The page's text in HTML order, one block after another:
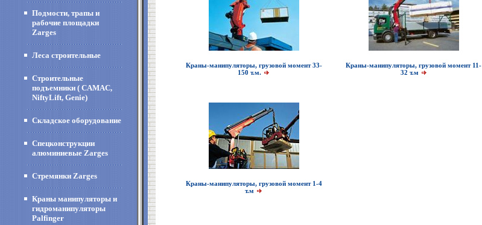
Подмости, трапы и
рабочие площадки
Zarges
Леса строительные
Строительные
подъемники ( CAMAC,
NiftyLift, Genie)
Складское оборудование
Спецконструкции
алюминиевые Zarges
Стремянки Zarges
Краны манипуляторы и
гидроманипуляторы
Palfinger
Краны-манипуляторы, грузовой момент 33-
150 т.м.
Краны-манипуляторы, грузовой момент 11-
32 т.м
Краны-манипуляторы, грузовой момент 1-4
т.м